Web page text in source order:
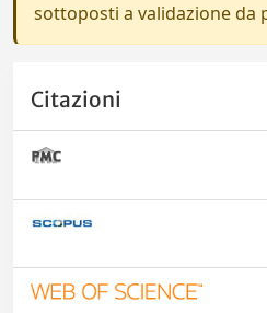
sottoposti a validazione da
Citazioni